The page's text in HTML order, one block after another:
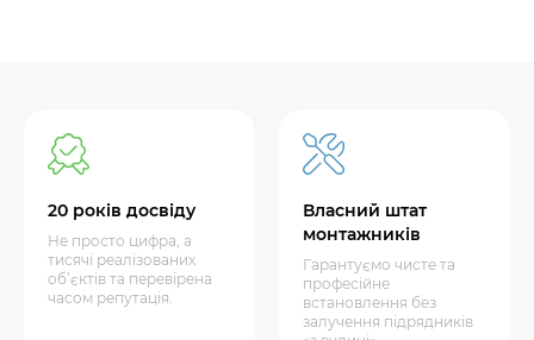
20 років досвіду
Не просто цифра, а
тисячі реалізованих
об’єктів та перевірена
часом репутація.
Власний штат
монтажників
Гарантуємо чисте та
професійне
встановлення без
залучення підрядників